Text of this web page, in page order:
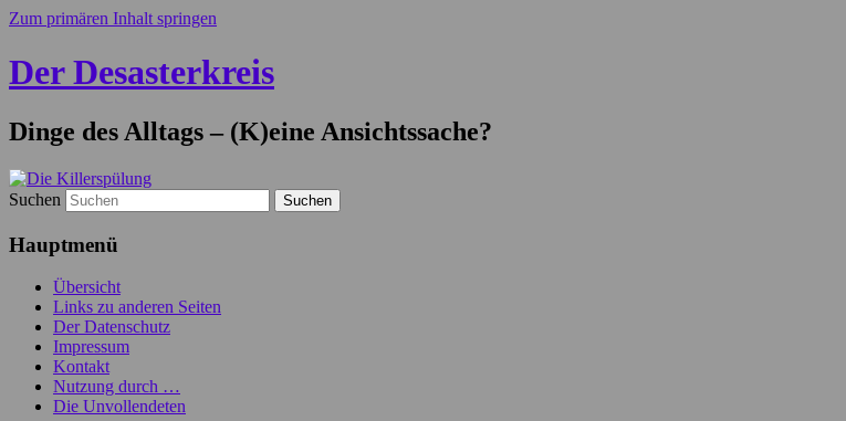
Zum primären Inhalt springen
Der Desasterkreis
Dinge des Alltags – (K)eine Ansichtssache?
Suchen
Hauptmenü
Übersicht
Links zu anderen Seiten
Der Datenschutz
Impressum
Kontakt
Nutzung durch …
Die Unvollendeten